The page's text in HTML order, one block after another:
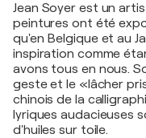
Jean Soyer est un
peintures ont été
qu'en Belgique et au
inspiration comme
avons tous en nous.
geste et le «lâcher
chinois de la
lyriques audacieuses
d'huiles sur toile.